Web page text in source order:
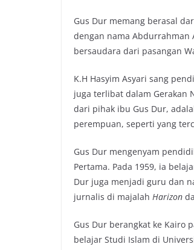
Gus Dur memang berasal
dengan nama Abdurrahman
bersaudara dari pasangan
K.H Hasyim Asyari sang
juga terlibat dalam Gerakan
dari pihak ibu Gus Dur,
perempuan, seperti yang
Gus Dur mengenyam
Pertama. Pada 1959, ia
Dur juga menjadi guru dan
jurnalis di majalah Harizon
Gus Dur berangkat ke Kairo
belajar Studi Islam di